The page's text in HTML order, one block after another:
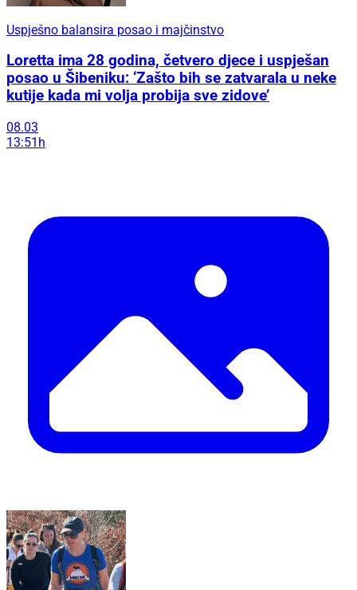
Uspješno balansira posao i majčinstvo
Loretta ima 28 godina, četvero djece i uspješan
posao u Šibeniku: ‘Zašto bih se zatvarala u neke
kutije kada mi volja probija sve zidove’
08.03
13:51h